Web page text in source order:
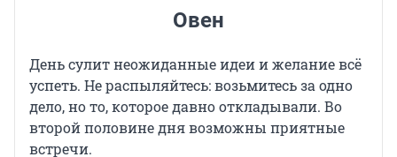
Овен
День сулит неожиданные идеи и желание всё
успеть. Не распыляйтесь: возьмитесь за одно
дело, но то, которое давно откладывали. Во
второй половине дня возможны приятные
встречи.